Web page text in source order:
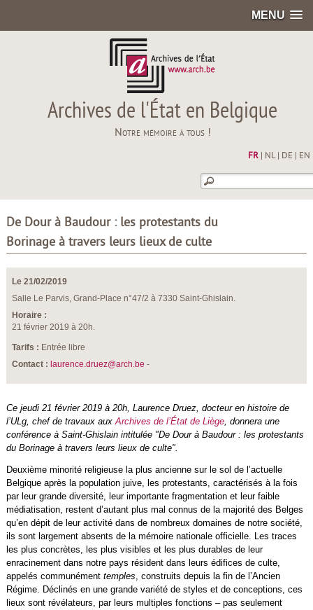
MENU
Archives de l'État en Belgique
Notre mémoire à tous !
FR| NL| DE EN
De Dour à Baudour : les protestants du
Borinage à travers leurs lieux de culte
Le 21/02/2019
Salle Le Parvis, Grand-Place n°47/2 à 7330 Saint-Ghislain.
Horaire :
21 février 2019 à 20h.
Tarifs : Entrée libre
Contact : laurence.druez@arch.be -
Ce jeudi 21 février 2019 à 20h, Laurence Druez, docteur en histoire de
l’ULg, chef de travaux aux Archives de l’État de Liège, donnera une
conférence à Saint-Ghislain intitulée "De Dour à Baudour : les protestants
du Borinage à travers leurs lieux de culte".
Deuxième minorité religieuse la plus ancienne sur le sol de l’actuelle
Belgique après la population juive, les protestants, caractérisés à la fois
par leur grande diversité, leur importante fragmentation et leur faible
médiatisation, restent d’autant plus mal connus de la majorité des Belges
qu’en dépit de leur activité dans de nombreux domaines de notre société,
ils sont largement absents de la mémoire nationale officielle. Les traces
les plus concrètes, les plus visibles et les plus durables de leur
enracinement dans notre pays résident dans leurs édifices de culte,
appelés communément temples, construits depuis la fin de l’Ancien
Régime. Déclinés en une grande variété de styles et de conceptions, ces
lieux sont révélateurs, par leurs multiples fonctions – pas seulement